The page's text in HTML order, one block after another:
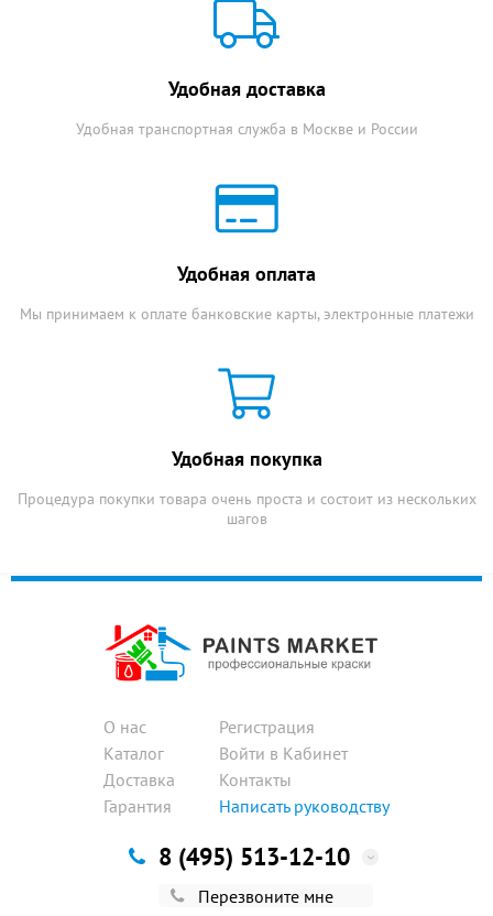
Удобная доставка
Удобная транспортная служба в Москве и России
Удобная оплата
Мы принимаем к оплате банковские карты, электронные платежи
Удобная покупка
Процедура покупки товара очень проста и состоит из нескольких
шагов
О нас
Каталог
Доставка
Гарантия
Регистрация
Войти в Кабинет
Контакты
Написать руководству
8 (495) 513-12-10
Перезвоните мне